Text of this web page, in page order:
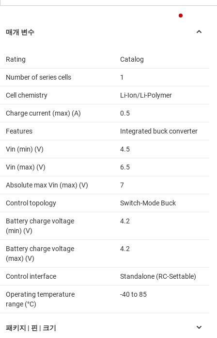
Rating Catalog
Number of series cells 1
Cell chemistry Li-Ion/Li-Polymer
Charge current (max) (A) 0.5
Features Integrated buck converter
Vin (min) (V) 4.5
Vin (max) (V) 6.5
Absolute max Vin (max) (V) 7
Control topology Switch-Mode Buck
Battery charge voltage
(min) (V)
4.2
Battery charge voltage
(max) (V)
4.2
Control interface Standalone (RC-Settable)
Operating temperature
range (°C)
-40 to 85